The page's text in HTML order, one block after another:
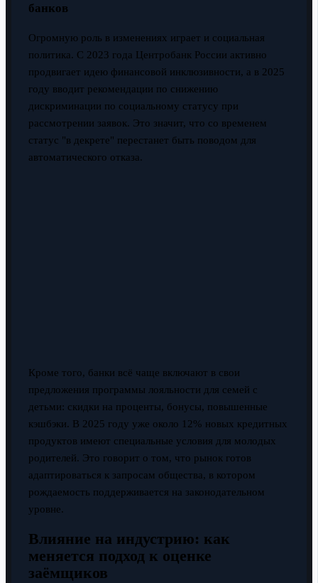
банков
Огромную роль в изменениях играет и социальная
политика. С 2023 года Центробанк России активно
продвигает идею финансовой инклюзивности, а в 2025
году вводит рекомендации по снижению
дискриминации по социальному статусу при
рассмотрении заявок. Это значит, что со временем
статус "в декрете" перестанет быть поводом для
автоматического отказа.
Кроме того, банки всё чаще включают в свои
предложения программы лояльности для семей с
детьми: скидки на проценты, бонусы, повышенные
кэшбэки. В 2025 году уже около 12% новых кредитных
продуктов имеют специальные условия для молодых
родителей. Это говорит о том, что рынок готов
адаптироваться к запросам общества, в котором
рождаемость поддерживается на законодательном
уровне.
Влияние на индустрию: как
меняется подход к оценке
заёмщиков